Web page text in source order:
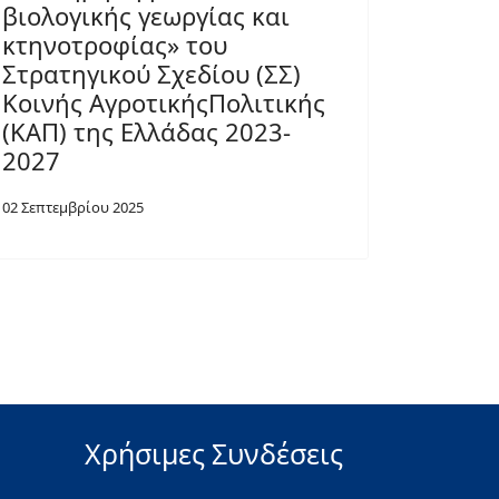
βιολογικής γεωργίας και
κτηνοτροφίας» του
Στρατηγικού Σχεδίου (ΣΣ)
Κοινής ΑγροτικήςΠολιτικής
(ΚΑΠ) της Ελλάδας 2023-
2027
02 Σεπτεμβρίου 2025
Χρήσιμες Συνδέσεις